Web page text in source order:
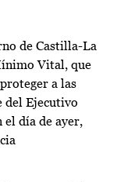
de Castilla-La
Vital, que
a las
del Ejecutivo
el día de ayer,